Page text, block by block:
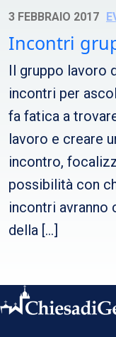
3 FEBBRAIO 2017
Incontri
Il gruppo lavoro
incontri per
fa fatica a
lavoro e creare
incontro,
possibilità con
incontri avranno
della […]